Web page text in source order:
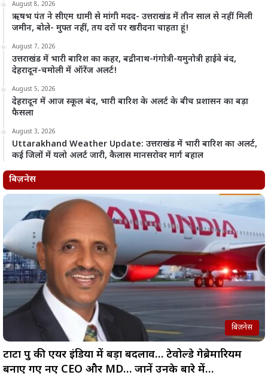
August 8, 2026
ऋषभ पंत ने सीएम धामी से मांगी मदद- उत्तराखंड में तीन साल से नहीं मिली
जमीन, बोले- मुफ्त नहीं, तय दरों पर खरीदना चाहता हूं!
August 7, 2026
उत्तराखंड में भारी बारिश का कहर, बद्रीनाथ-गंगोत्री-यमुनोत्री हाईवे बंद,
देहरादून-चमोली में ऑरेंज अलर्ट!
August 5, 2026
देहरादून में आज स्कूल बंद, भारी बारिश के अलर्ट के बीच प्रशासन का बड़ा
फैसला
August 3, 2026
Uttarakhand Weather Update: उत्तराखंड में भारी बारिश का अलर्ट,
कई जिलों में यलो अलर्ट जारी, कैलास मानसरोवर मार्ग बहाल
बिज़नेस
बिज़नेस
टाटा ग्रुप की एयर इंडिया में बड़ा बदलाव… टेवोल्डे गेब्रेमारियम
बनाए गए नए CEO और MD… जानें उनके बारे में…